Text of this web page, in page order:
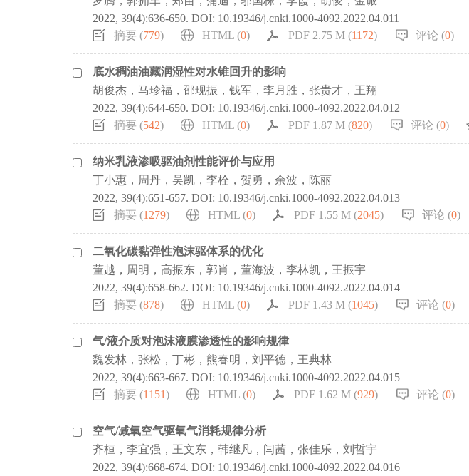
2022, 39(4):636-650. DOI: 10.19346/j.cnki.1000-4092.2022.04.011
摘要 (779) HTML (0) PDF 2.75 M (1172) 评论 (0)
底水稠油油藏润湿性对水锥回升的影响
胡俊杰，马珍福，邵现振，钱军，李月胜，张贵才，王翔
2022, 39(4):644-650. DOI: 10.19346/j.cnki.1000-4092.2022.04.012
摘要 (542) HTML (0) PDF 1.87 M (820) 评论 (0)
纳米乳液渗吸驱油剂性能评价与应用
丁小惠，周丹，吴凯，李栓，贺勇，余波，陈丽
2022, 39(4):651-657. DOI: 10.19346/j.cnki.1000-4092.2022.04.013
摘要 (1279) HTML (0) PDF 1.55 M (2045) 评论 (0)
二氧化碳黏弹性泡沫驱体系的优化
董越，周明，高振东，郭肖，董海波，李林凯，王振宇
2022, 39(4):658-662. DOI: 10.19346/j.cnki.1000-4092.2022.04.014
摘要 (878) HTML (0) PDF 1.43 M (1045) 评论 (0)
气/液介质对泡沫液膜渗透性的影响规律
魏发林，张松，丁彬，熊春明，刘平德，王典林
2022, 39(4):663-667. DOI: 10.19346/j.cnki.1000-4092.2022.04.015
摘要 (1151) HTML (0) PDF 1.62 M (929) 评论 (0)
空气/减氧空气驱氧气消耗规律分析
齐桓，李宜强，王文东，韩继凡，闫茜，张佳乐，刘哲宇
2022, 39(4):668-674. DOI: 10.19346/j.cnki.1000-4092.2022.04.016